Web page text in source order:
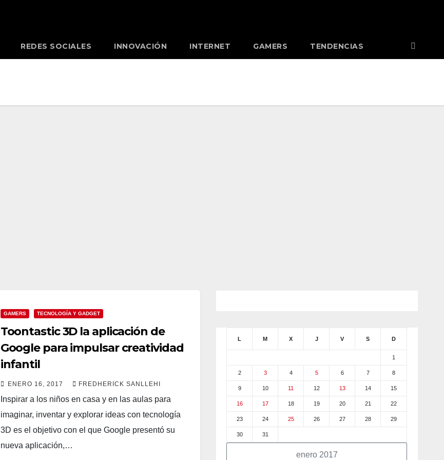
REDES SOCIALES INNOVACIÓN INTERNET GAMERS TENDENCIAS
GAMERS TECNOLOGÍA Y GADGET
Toontastic 3D la aplicación de
Google para impulsar creatividad
infantil
ENERO 16, 2017 FREDHERICK SANLLEHI
Inspirar a los niños en casa y en las aulas para
imaginar, inventar y explorar ideas con tecnología
3D es el objetivo con el que Google presentó su
nueva aplicación,…
enero 2017
L M X J V S D
1
2 3 4 5 6 7 8
9 10 11 12 13 14 15
16 17 18 19 20 21 22
23 24 25 26 27 28 29
30 31